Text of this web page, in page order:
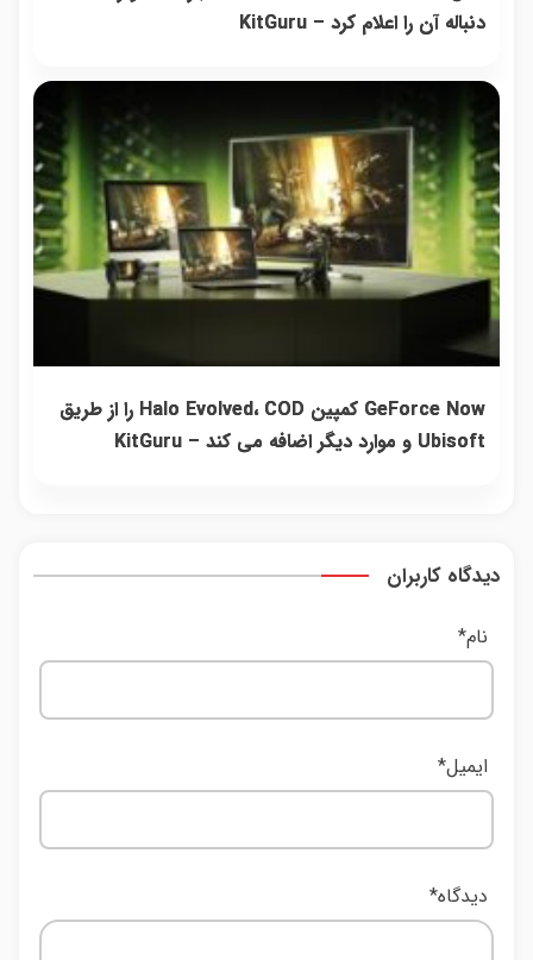
دنباله آن را اعلام کرد – KitGuru
GeForce Now کمپین Halo Evolved، COD را از طریق
Ubisoft و موارد دیگر اضافه می کند – KitGuru
دیدگاه کاربران
دیدگاه*
نام*
ایمیل*